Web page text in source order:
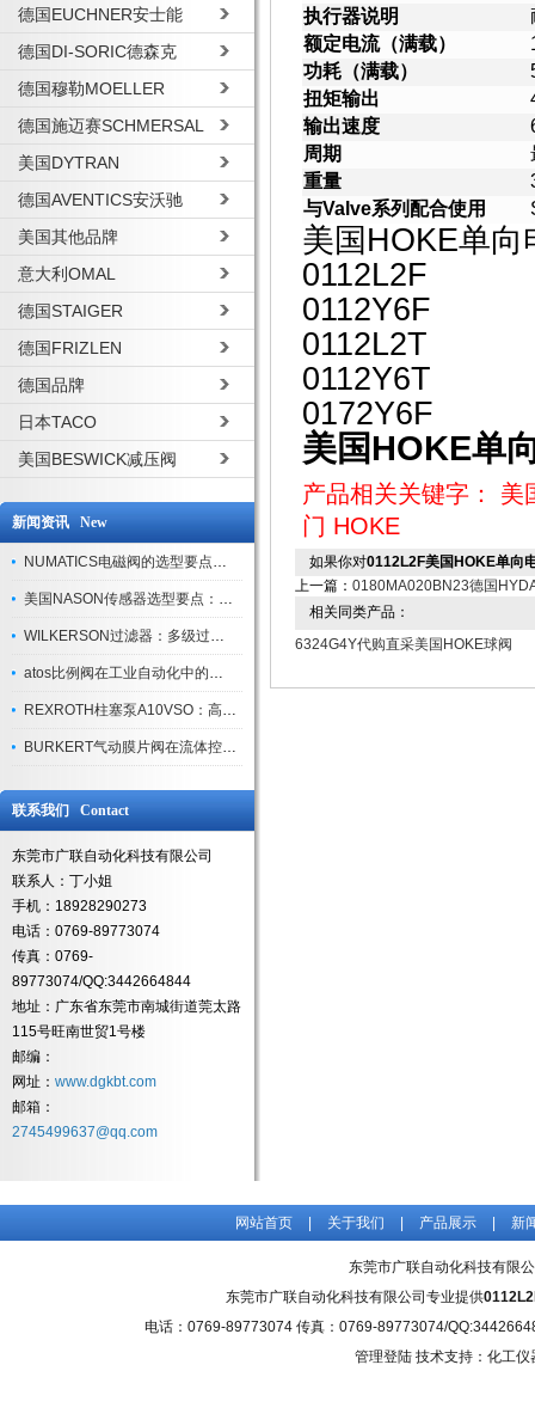
德国EUCHNER安士能
德国DI-SORIC德森克
德国穆勒MOELLER
德国施迈赛SCHMERSAL
美国DYTRAN
德国AVENTICS安沃驰
美国其他品牌
意大利OMAL
德国STAIGER
德国FRIZLEN
德国品牌
日本TACO
美国BESWICK减压阀
新闻资讯 New
NUMATICS电磁阀的选型要点与使用注意事项
美国NASON传感器选型要点：精度、量程与接口适配指南
WILKERSON过滤器：多级过滤技术，适配多行业净化需求
atos比例阀在工业自动化中的关键应用
REXROTH柱塞泵A10VSO：高效液压系统的核心组件
BURKERT气动膜片阀在流体控制中的应用
联系我们 Contact
东莞市广联自动化科技有限公司
联系人：丁小姐
手机：18928290273
电话：0769-89773074
传真：0769-
89773074/QQ:3442664844
地址：广东省东莞市南城街道莞太路
115号旺南世贸1号楼
邮编：
网址： www.dgkbt.com
邮箱：
2745499637@qq.com
执行器说明
额定电流（满载）
功耗（满载）
扭矩输出
输出速度
周期
重量
与Valve系列配合使用
美国HOKE单向
0112L2F
0112Y6F
0112L2T
0112Y6T
0172Y6F
美国HOKE单
产品相关关键字： 美
门 HOKE
如果你对0112L2F美国HOKE单向
上一篇： 0180MA020BN23德国
相关同类产品：
6324G4Y代购直采美国HOKE球阀
网站首页 关于我们 产品展示 新
东莞市广联自动化科技有限
东莞市广联自动化科技有限公司专业提供
电话：0769-89773074 传真：0769-89773074/
管理登陆 技术支持：化工